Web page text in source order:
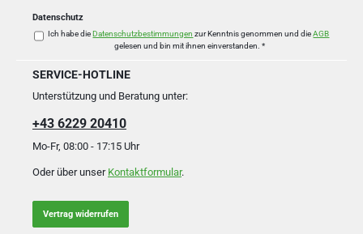
Datenschutz
Ich habe dieDatenschutzbestimmungen zur Kenntnis genommen und dieAGB
gelesen und bin mit ihnen einverstanden. *
SERVICE-HOTLINE
Unterstützung und Beratung unter:
+43 6229 20410
Mo-Fr, 08:00 - 17:15 Uhr
Oder über unser Kontaktformular.
Vertrag widerrufen